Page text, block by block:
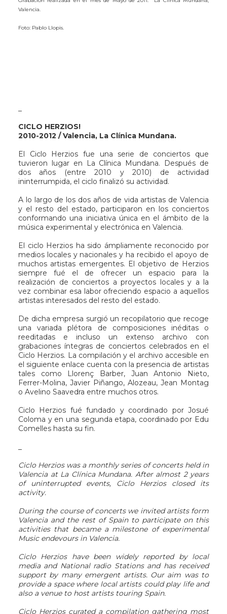
Valencia.
Foto: Pablo Llopis.
CICLO HERZIOS!
2010-2012 / Valencia, La Clínica Mundana.
El Ciclo Herzios fue una serie de conciertos que
tuvieron lugar en La Clínica Mundana. Después de
dos años (entre 2010 y 2010) de actividad
ininterrumpida, el ciclo finalizó su actividad.
A lo largo de los dos años de vida artistas de Valencia
y el resto del estado, participaron en los conciertos
conformando una iniciativa única en el ámbito de la
música experimental y electrónica en Valencia.
El ciclo Herzios ha sido ámpliamente reconocido por
medios locales y nacionales y ha recibido el apoyo de
muchos artistas emergentes. El objetivo de Herzios
siempre fué el de ofrecer un espacio para la
realización de conciertos a proyectos locales y a la
vez combinar esa labor ofreciendo espacio a aquellos
artistas interesados del resto del estado.
De dicha empresa surgió un recopilatorio que recoge
una variada plétora de composiciones inéditas o
reeditadas e incluso un extenso archivo con
grabaciones íntegras de conciertos celebrados en el
Ciclo Herzios. La compilación y el archivo accesible en
el siguiente enlace cuenta con la presencia de artistas
tales como Llorenç Barber, Juan Antonio Nieto,
Ferrer-Molina, Javier Piñango, Alozeau, Jean Montag
o Avelino Saavedra entre muchos otros.
Ciclo Herzios fué fundado y coordinado por Josué
Coloma y en una segunda etapa, coordinado por Edu
Comelles hasta su fin.
Ciclo Herzios was a monthly series of concerts held in
Valencia at La Clínica Mundana. After almost 2 years
of uninterrupted events, Ciclo Herzios closed its
activity.
During the course of concerts we invited artists form
Valencia and the rest of Spain to participate on this
activities that became a milestone of experimental
Music endevours in Valencia.
Ciclo Herzios have been widely reported by local
media and National radio Stations and has received
support by many emergent artists. Our aim was to
provide a space where local artists could play life and
also a venue to host artists touring Spain.
Ciclo Herzios curated a compilation gathering most